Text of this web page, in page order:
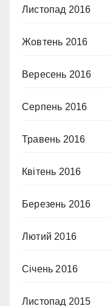
Листопад 2016
Жовтень 2016
Вересень 2016
Серпень 2016
Травень 2016
Квітень 2016
Березень 2016
Лютий 2016
Січень 2016
Листопад 2015